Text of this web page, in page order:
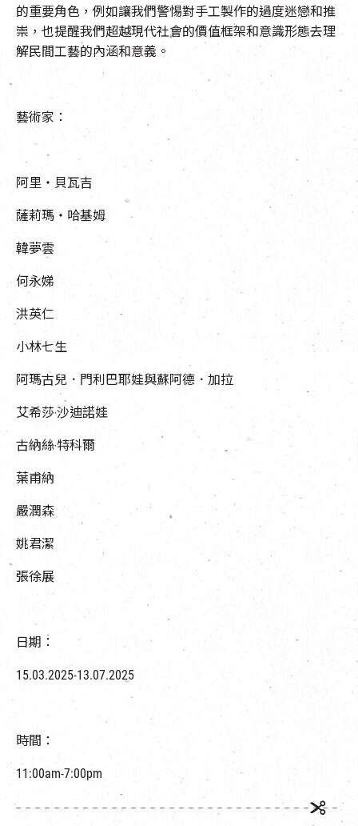
的重要角色，例如讓我們警惕對手工製作的過度迷戀和推
崇，也提醒我們超越現代社會的價值框架和意識形態去理
解民間工藝的內涵和意義。
藝術家：
阿里・貝瓦吉
薩莉瑪・哈基姆
韓夢雲
何永娣
洪英仁
小林七生
阿瑪古兒．門利巴耶娃與蘇阿德．加拉
艾希莎‧沙迪諾娃
古納絲‧特科爾
葉甫納
嚴潤森
姚君潔
張徐展
日期：
15.03.2025-13.07.2025
時間：
11:00am-7:00pm